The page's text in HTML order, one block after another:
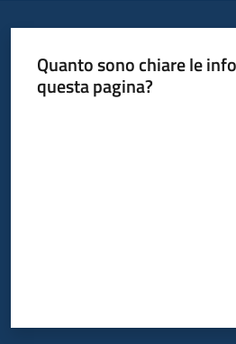
Quanto sono chiare le
questa pagina?